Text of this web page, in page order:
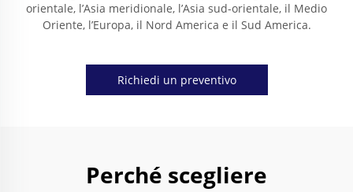
orientale, l’Asia meridionale, l’Asia sud-orientale, il Medio
Oriente, l’Europa, il Nord America e il Sud America.
Richiedi un preventivo
Perché scegliere